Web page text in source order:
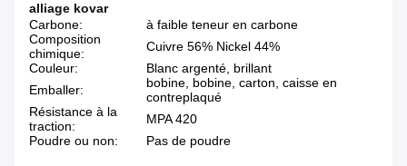
alliage kovar
Carbone:
à faible teneur en carbone
Composition
chimique:
Cuivre 56% Nickel 44%
Couleur:
Blanc argenté, brillant
Emballer:
bobine, bobine, carton, caisse en
contreplaqué
Résistance à la
traction:
MPA 420
Poudre ou non:
Pas de poudre